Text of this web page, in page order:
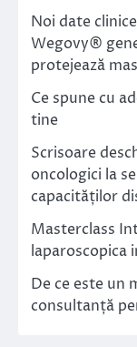
Noi date
Wegovy®
protejează
Ce spune cu
tine
Scrisoare
oncologici la
capacităților
Masterclass
laparoscopica
De ce este un
consultanță